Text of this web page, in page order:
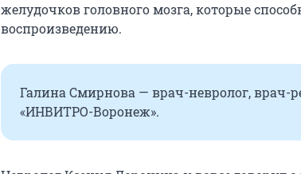
желудочков головного мозга, которые
воспроизведению.
Галина Смирнова — врач-невролог, врач-
«ИНВИТРО-Воронеж».